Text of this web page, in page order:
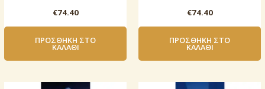
€74.40
ΠΡΟΣΘΉΚΗ ΣΤΟ
ΚΑΛΆΘΙ
€74.40
ΠΡΟΣΘΉΚΗ ΣΤΟ
ΚΑΛΆΘΙ